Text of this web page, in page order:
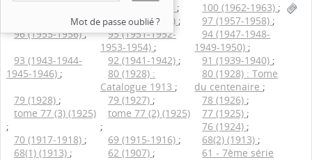
; 100 (1962-1963) ;
98 (1959-1960) ; 97 (1957-1958) ;
96 (1955-1956);
95 (1951-1952-
1953-1954) ;
94 (1947-1948-
1949-1950) ;
93 (1943-1944-
1945-1946) ;
92 (1941-1942) ; 91 (1939-1940) ;
80 (1928) :
Catalogue 1913 ;
80 (1928) : Tome
du centenaire ;
79 (1928) ; 79 (1927) ; 78 (1926) ;
tome 77 (3) (1925)
;
tome 77 (2) (1925)
;
77 (1925) ;
76 (1924) ;
70 (1917-1918) ; 69 (1915-1916) ; 68(2) (1913) ;
68(1) (1913) ; 62 (1907) ;
61 - 7ème série
Mot de passe oublié ?